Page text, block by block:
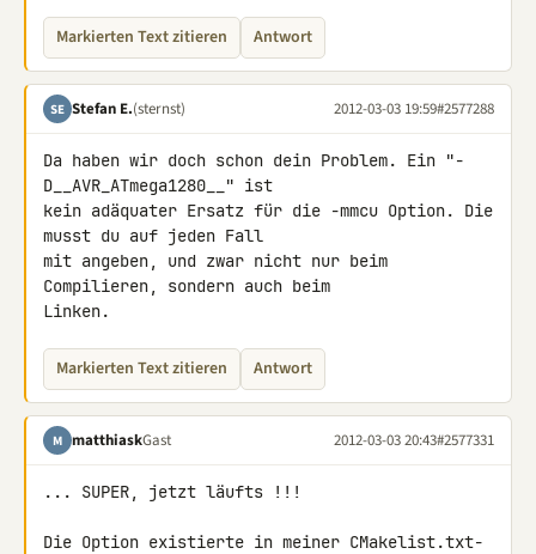
Markierten Text zitieren Antwort
SE Stefan E.(sternst) 2012-03-03 19:59#2577288
Da haben wir doch schon dein Problem. Ein "-
D__AVR_ATmega1280__" ist
kein adäquater Ersatz für die -mmcu Option. Die
musst du auf jeden Fall
mit angeben, und zwar nicht nur beim
Compilieren, sondern auch beim
Linken.
Markierten Text zitieren Antwort
M matthiaskGast 2012-03-03 20:43#2577331
... SUPER, jetzt läufts !!!
Die Option existierte in meiner CMakelist.txt-